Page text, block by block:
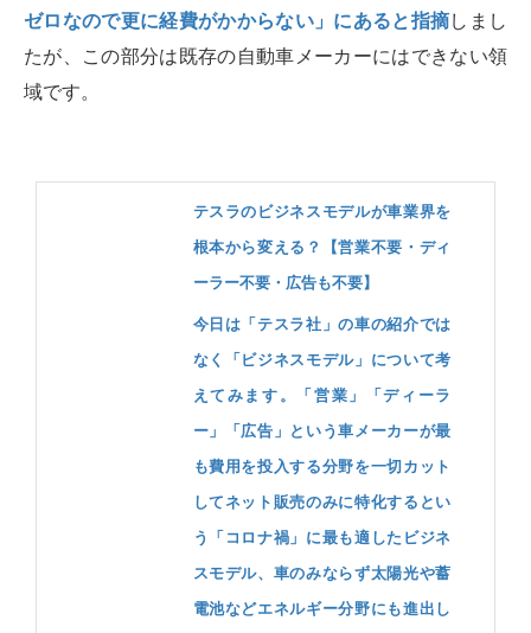
ゼロなので更に経費がかからない」にあると指摘しまし
たが、この部分は既存の自動車メーカーにはできない領
域です。
テスラのビジネスモデルが車業界を
根本から変える？【営業不要・ディ
ーラー不要・広告も不要】
今日は「テスラ社」の車の紹介では
なく「ビジネスモデル」について考
えてみます。「営業」「ディーラ
ー」「広告」という車メーカーが最
も費用を投入する分野を一切カット
してネット販売のみに特化するとい
う「コロナ禍」に最も適したビジネ
スモデル、車のみならず太陽光や蓄
電池などエネルギー分野にも進出し